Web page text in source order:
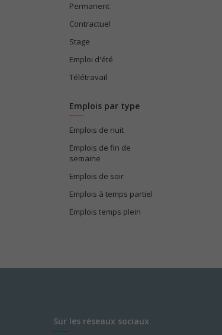
Permanent
Contractuel
Stage
Emploi d'été
Télétravail
Emplois par type
Emplois de nuit
Emplois de fin de
semaine
Emplois de soir
Emplois à temps partiel
Emplois temps plein
Sur les réseaux sociaux